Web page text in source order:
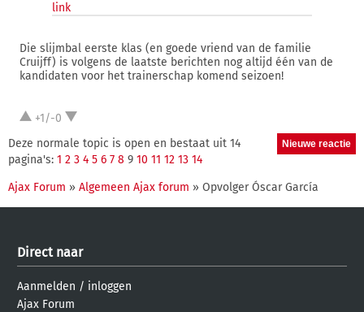
link
Die slijmbal eerste klas (en goede vriend van de familie
Cruijff) is volgens de laatste berichten nog altijd één van de
kandidaten voor het trainerschap komend seizoen!
+1/-0
Deze normale topic is open en bestaat uit 14
pagina's: 1 2 3 4 5 6 7 8 9 10 11 12 13 14
Ajax Forum » Algemeen Ajax forum » Opvolger Óscar García
Direct naar
Aanmelden / inloggen
Ajax Forum